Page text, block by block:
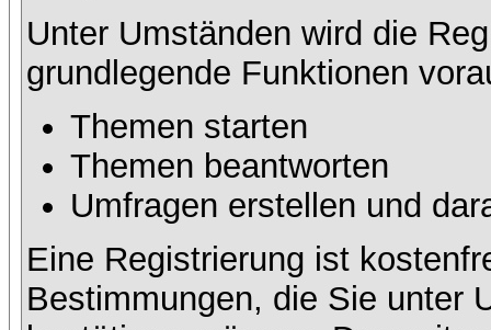
Unter Umständen wird die
grundlegende Funktionen
Themen starten
Themen beantworten
Umfragen erstellen und
Eine Registrierung ist
Bestimmungen, die Sie unter